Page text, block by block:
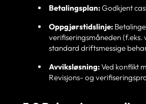
Betalingsplan:Godkjent
Oppgjørstidslinje:
verifiseringsmåneden
standard driftsmessige
Avviksløsning:Ved konflikt
Revisjons- og